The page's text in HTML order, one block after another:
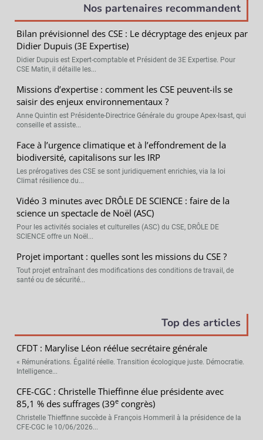
Nos partenaires recommandent
Bilan prévisionnel des CSE : Le décryptage des enjeux par
Didier Dupuis (3E Expertise)
Didier Dupuis est Expert-comptable et Président de 3E Expertise. Pour
CSE Matin, il détaille les...
Missions d’expertise : comment les CSE peuvent-ils se
saisir des enjeux environnementaux ?
Anne Quintin est Présidente-Directrice Générale du groupe Apex-Isast, qui
conseille et assiste...
Face à l’urgence climatique et à l’effondrement de la
biodiversité, capitalisons sur les IRP
Les prérogatives des CSE se sont juridiquement enrichies, via la loi
Climat résilience du...
Vidéo 3 minutes avec DRÔLE DE SCIENCE : faire de la
science un spectacle de Noël (ASC)
Pour les activités sociales et culturelles (ASC) du CSE, DRÔLE DE
SCIENCE offre un Noël...
Projet important : quelles sont les missions du CSE ?
Tout projet entraînant des modifications des conditions de travail, de
santé ou de sécurité...
Top des articles
CFDT : Marylise Léon réélue secrétaire générale
« Rémunérations. Égalité réelle. Transition écologique juste. Démocratie.
Intelligence...
CFE-CGC : Christelle Thieffinne élue présidente avec
85,1 % des suffrages (39e congrès)
Christelle Thieffinne succède à François Hommeril à la présidence de la
CFE-CGC le 10/06/2026...